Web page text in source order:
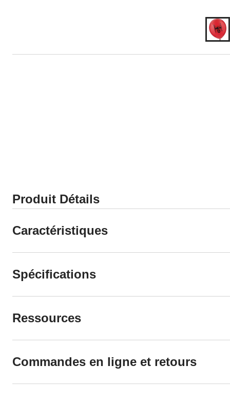
Produit Détails
Caractéristiques
Spécifications
Ressources
Commandes en ligne et retours